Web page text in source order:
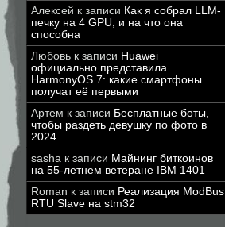
Алексей к записи Как я собрал LLM-
печку на 4 GPU, и на что она
способна
Любовь к записи Huawei
официально представила
HarmonyOS 7: какие смартфоны
получат её первыми
Артем к записи Бесплатные боты,
чтобы раздеть девушку по фото в
2024
sasha к записи Майнинг биткоинов
на 55-летнем ветеране IBM 1401
Roman к записи Реализация ModBus
RTU Slave на stm32